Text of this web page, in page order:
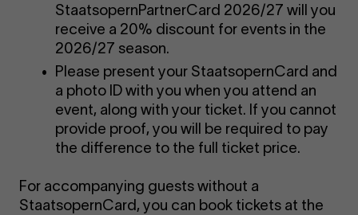
StaatsopernPartnerCard 2026/27 will you
receive a 20% discount for events in the
2026/27 season.
Please present your StaatsopernCard and
a photo ID with you when you attend an
event, along with your ticket. If you cannot
provide proof, you will be required to pay
the difference to the full ticket price.
For accompanying guests without a
StaatsopernCard, you can book tickets at the